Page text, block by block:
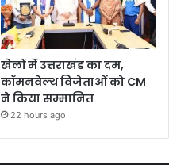
खेलों में उत्तराखंड का दम,
कॉमनवेल्थ विजेताओं को CM
ने किया सम्मानित
22 hours ago